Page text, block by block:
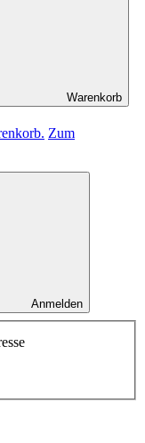
Warenkorb
Zum
Anmelden